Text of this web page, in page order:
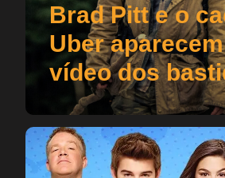
Brad Pitt e o
Uber
vídeo dos